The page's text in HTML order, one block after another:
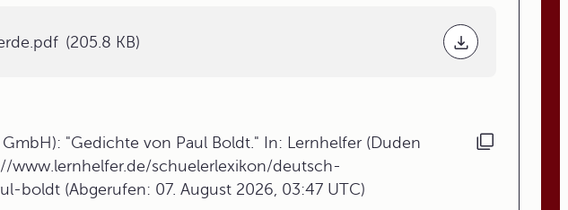
(205.8 KB)
"Gedichte von Paul Boldt." In: Lernhelfer (Duden
www.lernhelfer.de/schuelerlexikon/deutsch-
boldt (Abgerufen: 07. August 2026, 03:47 UTC)